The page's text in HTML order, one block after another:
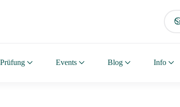
Events Blog Info